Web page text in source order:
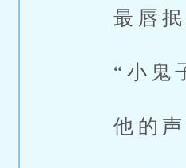
最唇抿
“小鬼
他的声